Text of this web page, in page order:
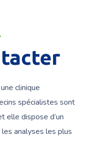
clinique
spécialistes sont
elle dispose d’un
analyses les plus